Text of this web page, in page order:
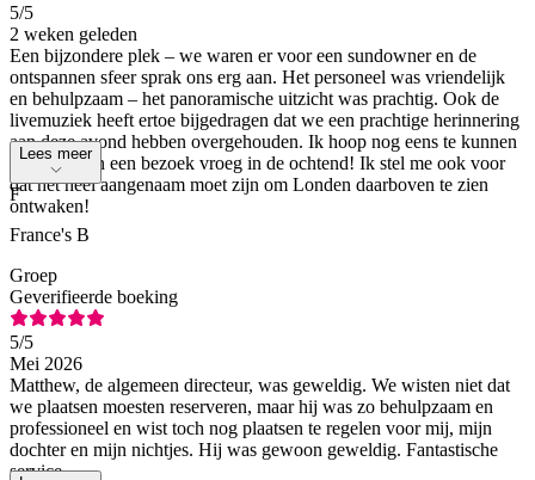
5/5
2 weken geleden
Een bijzondere plek – we waren er voor een sundowner en de
ontspannen sfeer sprak ons erg aan. Het personeel was vriendelijk
en behulpzaam – het panoramische uitzicht was prachtig. Ook de
livemuziek heeft ertoe bijgedragen dat we een prachtige herinnering
aan deze avond hebben overgehouden. Ik hoop nog eens te kunnen
genieten van een bezoek vroeg in de ochtend! Ik stel me ook voor
dat het heel aangenaam moet zijn om Londen daarboven te zien
ontwaken!
Lees meer
F
France's B
Groep
Geverifieerde boeking
5/5
Mei 2026
Matthew, de algemeen directeur, was geweldig. We wisten niet dat
we plaatsen moesten reserveren, maar hij was zo behulpzaam en
professioneel en wist toch nog plaatsen te regelen voor mij, mijn
dochter en mijn nichtjes. Hij was gewoon geweldig. Fantastische
service